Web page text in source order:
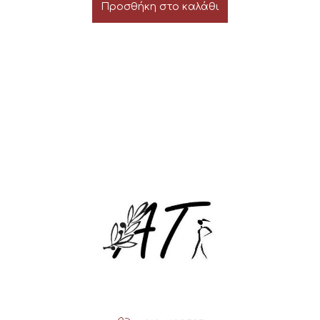
Προσθήκη στο καλάθι